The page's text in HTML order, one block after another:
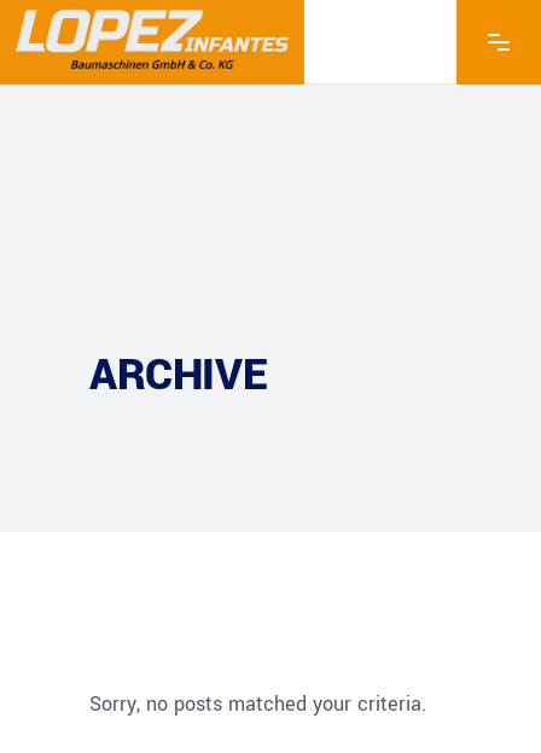
ARCHIVE
Sorry, no posts matched your criteria.